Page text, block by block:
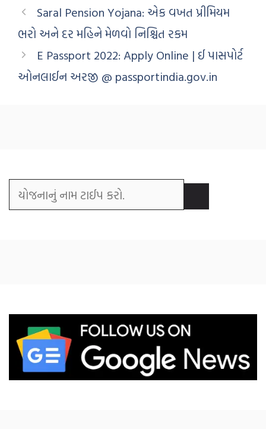
Saral Pension Yojana: એક વખત પ્રીમિયમ
ભરો અને દર મહિને મેળવો નિશ્ચિત રકમ
E Passport 2022: Apply Online | ઈ પાસપોર્ટ
ઓનલાઈન અરજી @ passportindia.gov.in